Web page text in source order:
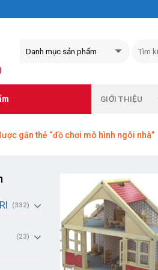
GIỚI THIỆU
gắn thẻ “đồ chơi mô hình ngôi nhà”
(332)
(23)